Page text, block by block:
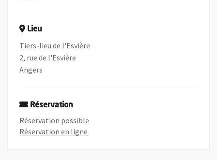
Lieu
Tiers-lieu de l'Esvière
2, rue de l'Esvière
Angers
Réservation
Réservation possible
Réservation en ligne